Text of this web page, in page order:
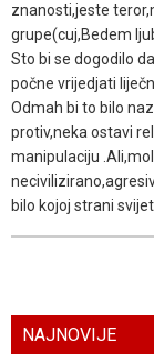
znanosti,jeste
grupe(cuj,Bedem
Sto bi se dogodilo
počne vrijedjati
Odmah bi to bilo
protiv,neka ostavi
manipulaciju
bilo kojoj strani
NAJNOVIJE